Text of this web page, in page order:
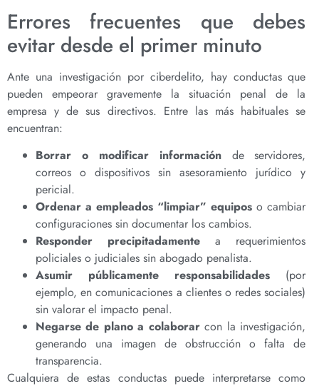
Errores frecuentes que debes
evitar desde el primer minuto
Ante una investigación por ciberdelito, hay conductas que
pueden empeorar gravemente la situación penal de la
empresa y de sus directivos. Entre las más habituales se
encuentran:
Borrar o modificar informaciónde servidores,
correos o dispositivos sin asesoramiento jurídico y
pericial.
Ordenar a empleados “limpiar” equipos o cambiar
configuraciones sin documentar los cambios.
Responder precipitadamente a requerimientos
policiales o judiciales sin abogado penalista.
Asumir públicamente responsabilidades (por
ejemplo, en comunicaciones a clientes o redes sociales)
sin valorar el impacto penal.
Negarse de plano a colaborarcon la investigación,
generando una imagen de obstrucción o falta de
transparencia.
Cualquiera de estas conductas puede interpretarse como